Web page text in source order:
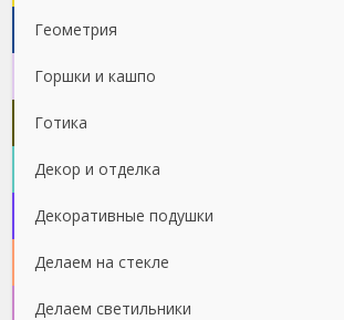
Геометрия
Горшки и кашпо
Готика
Декор и отделка
Декоративные подушки
Делаем на стекле
Делаем светильники